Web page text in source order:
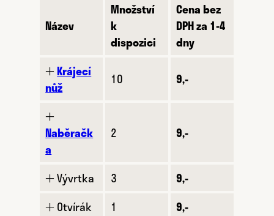
Název
Množství
k
dispozici
Cena bez
DPH za 1-4
dny
🞢Krájecí
nůž
10 9,-
🞢
Naběračk
a
2 9,-
🞢 Vývrtka 3
9,-
🞢 Otvírák
1
9,-